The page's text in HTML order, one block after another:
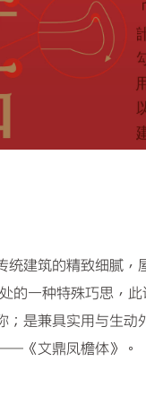
统建筑的精致细腻
的一种特殊巧思，
；是兼具实用与生
《文鼎凤檐体》。